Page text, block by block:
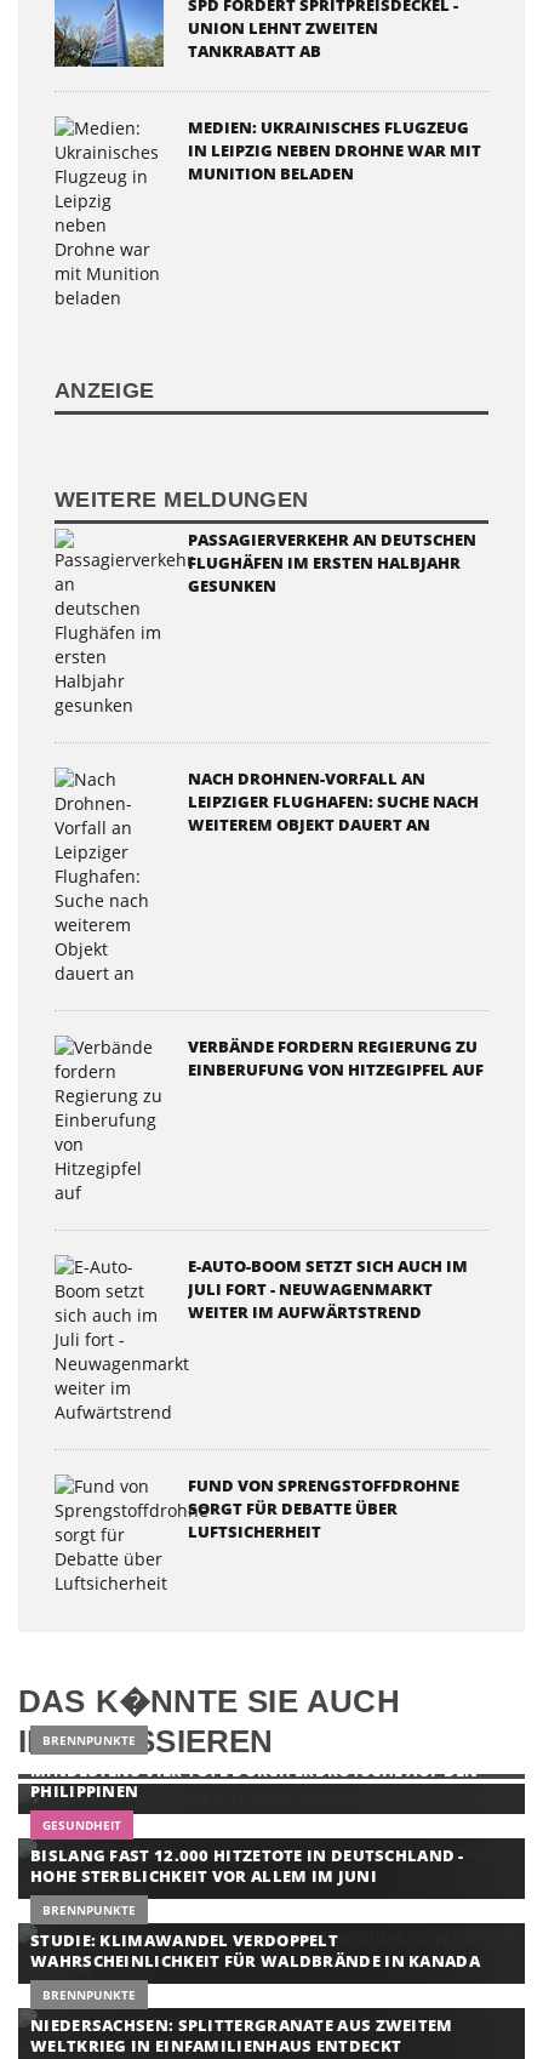
SPD FORDERT SPRITPREISDECKEL -
UNION LEHNT ZWEITEN
TANKRABATT AB
MEDIEN: UKRAINISCHES FLUGZEUG
IN LEIPZIG NEBEN DROHNE WAR MIT
MUNITION BELADEN
ANZEIGE
WEITERE MELDUNGEN
PASSAGIERVERKEHR AN DEUTSCHEN
FLUGHÄFEN IM ERSTEN HALBJAHR
GESUNKEN
NACH DROHNEN-VORFALL AN
LEIPZIGER FLUGHAFEN: SUCHE NACH
WEITEREM OBJEKT DAUERT AN
VERBÄNDE FORDERN REGIERUNG ZU
EINBERUFUNG VON HITZEGIPFEL AUF
E-AUTO-BOOM SETZT SICH AUCH IM
JULI FORT - NEUWAGENMARKT
WEITER IM AUFWÄRTSTREND
FUND VON SPRENGSTOFFDROHNE
SORGT FÜR DEBATTE ÜBER
LUFTSICHERHEIT
DAS K�NNTE SIE AUCH
INTERESSIEREN
BRENNPUNKTE
MINDESTENS VIER TOTE DURCH ERDRUTSCHE AUF DEN
PHILIPPINEN
GESUNDHEIT
BISLANG FAST 12.000 HITZETOTE IN DEUTSCHLAND -
HOHE STERBLICHKEIT VOR ALLEM IM JUNI
BRENNPUNKTE
STUDIE: KLIMAWANDEL VERDOPPELT
WAHRSCHEINLICHKEIT FÜR WALDBRÄNDE IN KANADA
BRENNPUNKTE
NIEDERSACHSEN: SPLITTERGRANATE AUS ZWEITEM
WELTKRIEG IN EINFAMILIENHAUS ENTDECKT